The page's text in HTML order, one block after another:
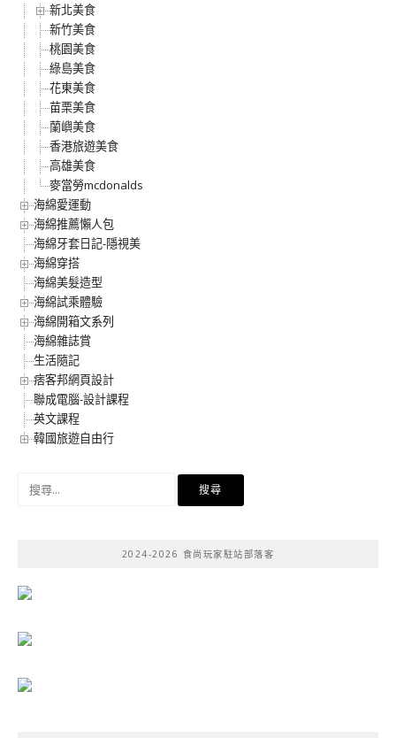
新北美食
新竹美食
桃園美食
綠島美食
花東美食
苗栗美食
蘭嶼美食
香港旅遊美食
高雄美食
麥當勞mcdonalds
海綿愛運動
海綿推薦懶人包
海綿牙套日記-隱視美
海綿穿搭
海綿美髮造型
海綿試乘體驗
海綿開箱文系列
海綿雜誌賞
生活隨記
痞客邦網頁設計
聯成電腦-設計課程
英文課程
韓國旅遊自由行
2024-2026 食尚玩家駐站部落客